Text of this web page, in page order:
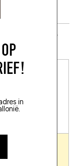
in
DE BUURT